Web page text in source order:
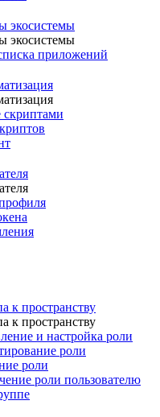
экосистемы
экосистемы
приложений
скриптами
к пространству
к пространству
и настройка роли
роли
роли
роли пользователю